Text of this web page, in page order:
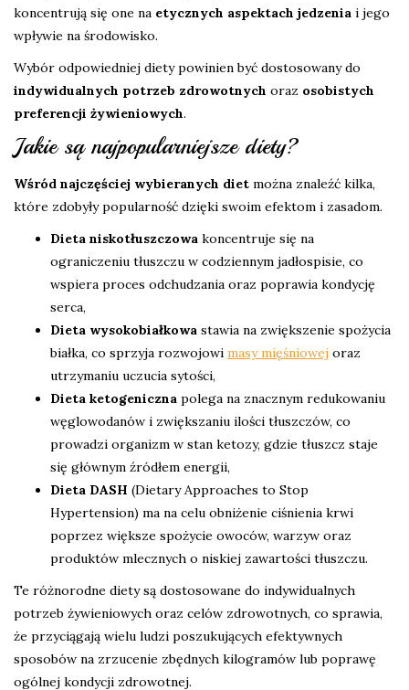
koncentrują się one na etycznych aspektach jedzenia i jego
wpływie na środowisko.
Wybór odpowiedniej diety powinien być dostosowany do
indywidualnych potrzeb zdrowotnych oraz osobistych
preferencji żywieniowych.
Jakie są najpopularniejsze diety?
Wśród najczęściej wybieranych diet można znaleźć kilka,
które zdobyły popularność dzięki swoim efektom i zasadom.
Dieta niskotłuszczowa koncentruje się na
ograniczeniu tłuszczu w codziennym jadłospisie, co
wspiera proces odchudzania oraz poprawia kondycję
serca,
Dieta wysokobiałkowa stawia na zwiększenie spożycia
białka, co sprzyja rozwojowi masy mięśniowej oraz
utrzymaniu uczucia sytości,
Dieta ketogeniczna polega na znacznym redukowaniu
węglowodanów i zwiększaniu ilości tłuszczów, co
prowadzi organizm w stan ketozy, gdzie tłuszcz staje
się głównym źródłem energii,
Dieta DASH (Dietary Approaches to Stop
Hypertension) ma na celu obniżenie ciśnienia krwi
poprzez większe spożycie owoców, warzyw oraz
produktów mlecznych o niskiej zawartości tłuszczu.
Te różnorodne diety są dostosowane do indywidualnych
potrzeb żywieniowych oraz celów zdrowotnych, co sprawia,
że przyciągają wielu ludzi poszukujących efektywnych
sposobów na zrzucenie zbędnych kilogramów lub poprawę
ogólnej kondycji zdrowotnej.